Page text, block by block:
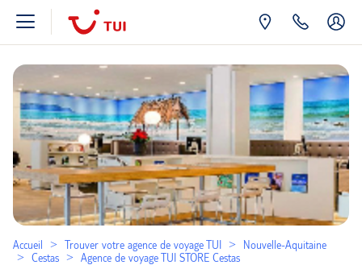
Accueil Trouver votre agence de voyage TUI
Nouvelle-Aquitaine
Cestas
Agence de voyage TUI STORE Cestas